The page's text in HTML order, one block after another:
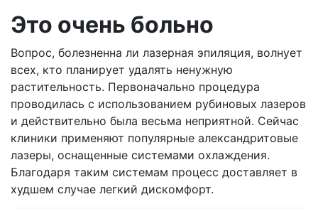
Это очень больно
Вопрос, болезненна ли лазерная эпиляция, волнует
всех, кто планирует удалять ненужную
растительность. Первоначально процедура
проводилась с использованием рубиновых лазеров
и действительно была весьма неприятной. Сейчас
клиники применяют популярные александритовые
лазеры, оснащенные системами охлаждения.
Благодаря таким системам процесс доставляет в
худшем случае легкий дискомфорт.